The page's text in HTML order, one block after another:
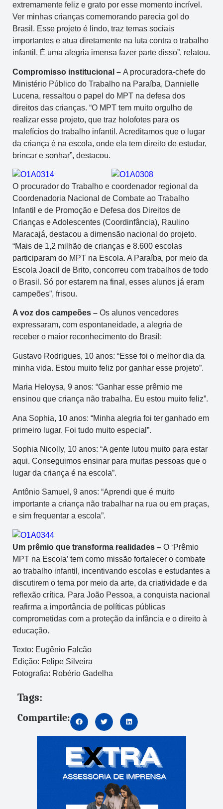
extremamente feliz e grato por esse momento incrível.
Ver minhas crianças comemorando parecia gol do
Brasil. Esse projeto é lindo, traz temas sociais
importantes e atua diretamente na luta contra o trabalho
infantil. É uma alegria imensa fazer parte disso”, relatou.
Compromisso institucional – A procuradora-chefe do
Ministério Público do Trabalho na Paraíba, Dannielle
Lucena, ressaltou o papel do MPT na defesa dos
direitos das crianças. “O MPT tem muito orgulho de
realizar esse projeto, que traz holofotes para os
malefícios do trabalho infantil. Acreditamos que o lugar
da criança é na escola, onde ela tem direito de estudar,
brincar e sonhar”, destacou.
O procurador do Trabalho e coordenador regional da
Coordenadoria Nacional de Combate ao Trabalho
Infantil e de Promoção e Defesa dos Direitos de
Crianças e Adolescentes (Coordinfância), Raulino
Maracajá, destacou a dimensão nacional do projeto.
“Mais de 1,2 milhão de crianças e 8.600 escolas
participaram do MPT na Escola. A Paraíba, por meio da
Escola Joacil de Brito, concorreu com trabalhos de todo
o Brasil. Só por estarem na final, esses alunos já eram
campeões”, frisou.
A voz dos campeões – Os alunos vencedores
expressaram, com espontaneidade, a alegria de
receber o maior reconhecimento do Brasil:
Gustavo Rodrigues, 10 anos: “Esse foi o melhor dia da
minha vida. Estou muito feliz por ganhar esse projeto”.
Maria Heloysa, 9 anos: “Ganhar esse prêmio me
ensinou que criança não trabalha. Eu estou muito feliz”.
Ana Sophia, 10 anos: “Minha alegria foi ter ganhado em
primeiro lugar. Foi tudo muito especial”.
Sophia Nicolly, 10 anos: “A gente lutou muito para estar
aqui. Conseguimos ensinar para muitas pessoas que o
lugar da criança é na escola”.
Antônio Samuel, 9 anos: “Aprendi que é muito
importante a criança não trabalhar na rua ou em praças,
e sim frequentar a escola”.
Um prêmio que transforma realidades – O ‘Prêmio
MPT na Escola’ tem como missão fortalecer o combate
ao trabalho infantil, incentivando escolas e estudantes a
discutirem o tema por meio da arte, da criatividade e da
reflexão crítica. Para João Pessoa, a conquista nacional
reafirma a importância de políticas públicas
comprometidas com a proteção da infância e o direito à
educação.
Texto: Eugênio Falcão
Edição: Felipe Silveira
Fotografia: Robério Gadelha
Tags:
Compartile: